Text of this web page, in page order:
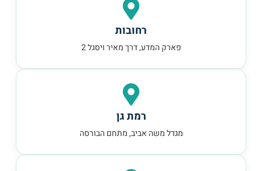
רחובות
פארק המדע, דרך מאיר ויסגל 2
רמת גן
מגדל משה אביב, מתחם הבורסה